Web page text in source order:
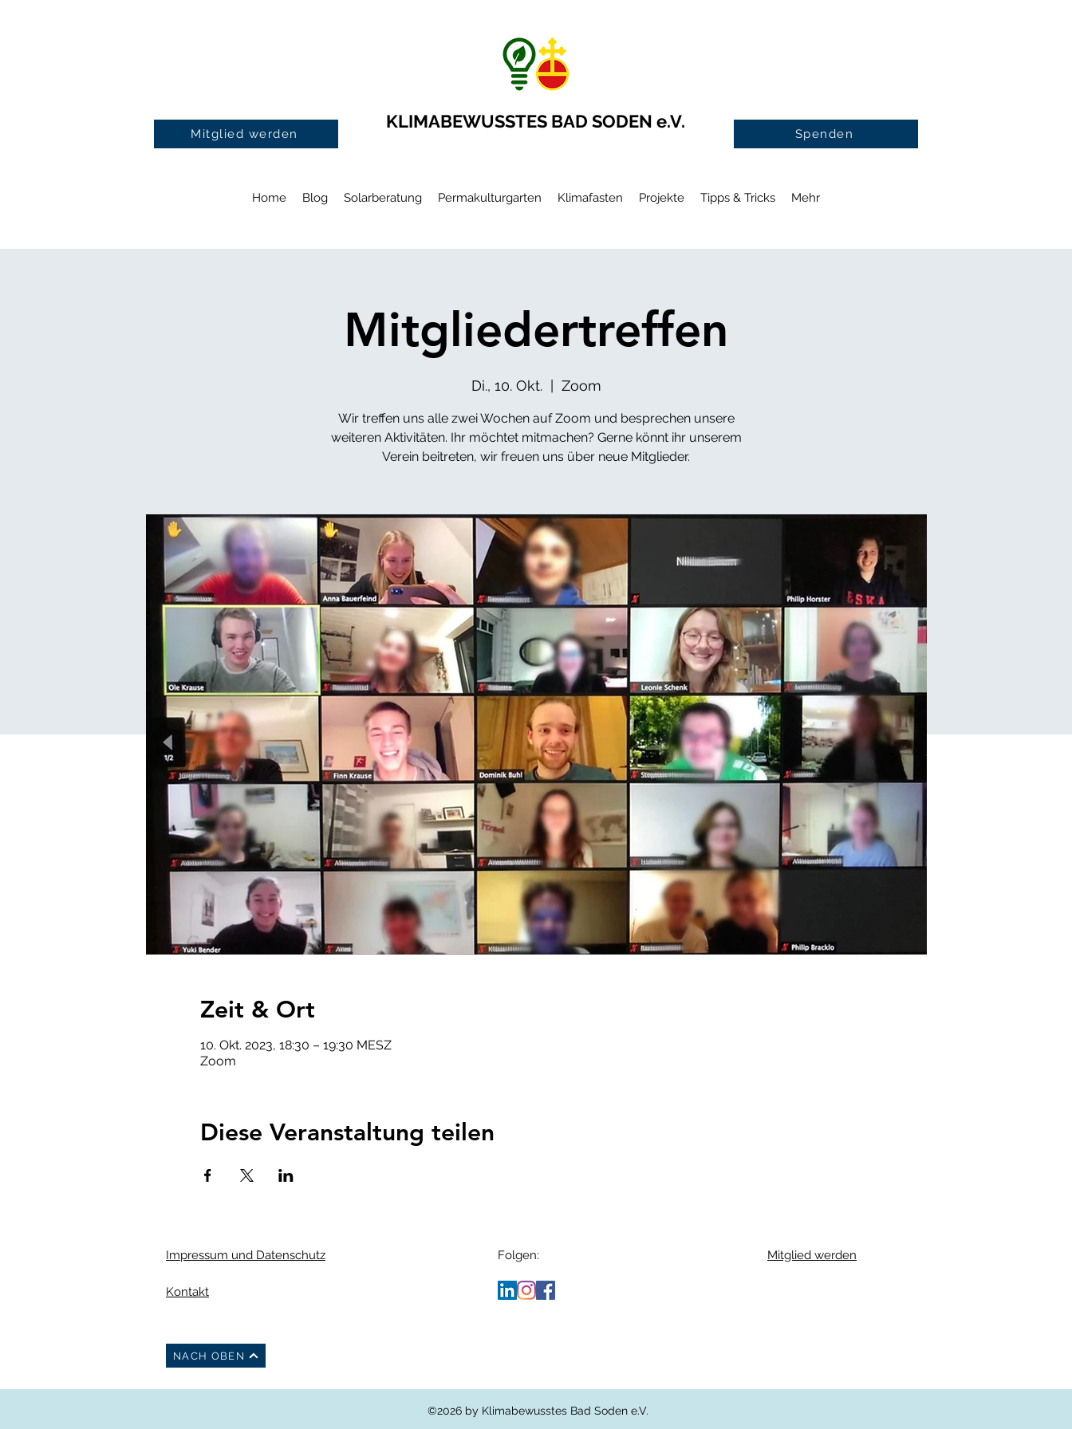
Mitglied werden
KLIMABEWUSSTES BAD SODEN e.V.
Spenden
Home Blog Solarberatung Permakulturgarten Klimafasten Projekte Tipps & Tricks Mehr
Mitgliedertreffen
Di., 10. Okt.
  |
Zoom
Wir treffen uns alle zwei Wochen auf Zoom und besprechen unsere
weiteren Aktivitäten. Ihr möchtet mitmachen? Gerne könnt ihr unserem
Verein beitreten, wir freuen uns über neue Mitglieder.
Zeit & Ort
10. Okt. 2023, 18:30 – 19:30 MESZ
Zoom
Diese Veranstaltung teilen
Impressum und Datenschutz
Kontakt
Folgen: Mitglied werden
NACH OBEN
​©2026 by Klimabewusstes Bad Soden e.V.